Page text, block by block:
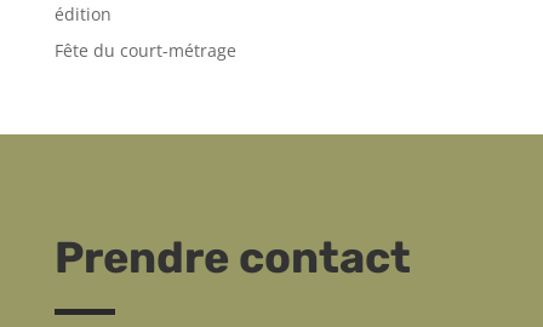
édition
Fête du court-métrage
Prendre contact